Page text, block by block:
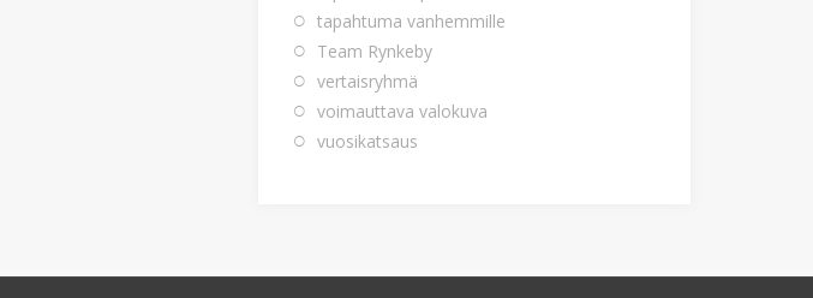
tapahtuma vanhemmille
Team Rynkeby
vertaisryhmä
voimauttava valokuva
vuosikatsaus